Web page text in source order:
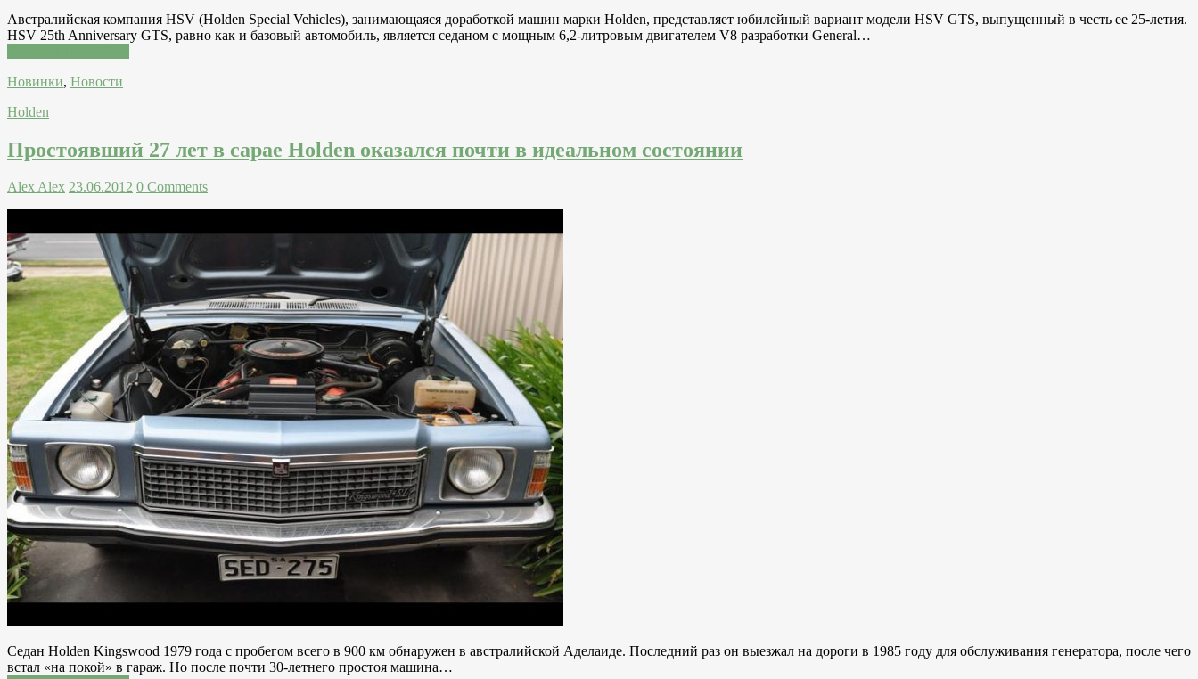
Австралийская компания HSV (Holden Special Vehicles), занимающаяся доработкой машин марки Holden, представляет юбилейный вариант модели HSV GTS, выпущенный в честь ее 25-летия.
HSV 25th Anniversary GTS, равно как и базовый автомобиль, является седаном с мощным 6,2-литровым двигателем V8 разработки General…
Новинки, Новости
Holden
Простоявший 27 лет в сарае Holden оказался почти в идеальном состоянии
Alex Alex 23.06.2012 0 Comments
Седан Holden Kingswood 1979 года с пробегом всего в 900 км обнаружен в австралийской Аделаиде. Последний раз он выезжал на дороги в 1985 году для обслуживания генератора, после чего
встал «на покой» в гараж. Но после почти 30-летнего простоя машина…